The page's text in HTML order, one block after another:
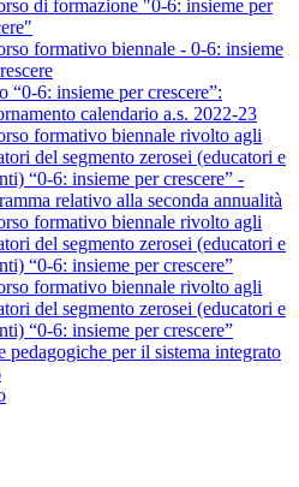
di formazione "0-6: insieme per
formativo biennale - 0-6: insieme
“0-6: insieme per crescere”:
calendario a.s. 2022-23
formativo biennale rivolto agli
del segmento zerosei (educatori e
“0-6: insieme per crescere” -
relativo alla seconda annualità
formativo biennale rivolto agli
del segmento zerosei (educatori e
“0-6: insieme per crescere”
formativo biennale rivolto agli
del segmento zerosei (educatori e
“0-6: insieme per crescere”
pedagogiche per il sistema integrato